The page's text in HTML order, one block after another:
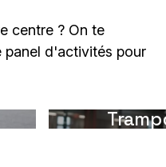
centre ? On te
panel d'activités pour